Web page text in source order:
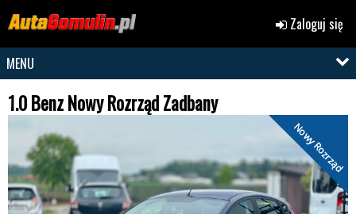
Zaloguj się
MENU
1.0 Benz Nowy Rozrząd Zadbany
Nowy Rozrząd